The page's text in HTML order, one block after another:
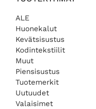
ALE
Huonekalut
Kevätsisustus
Kodintekstiilit
Muut
Piensisustus
Tuotemerkit
Uutuudet
Valaisimet